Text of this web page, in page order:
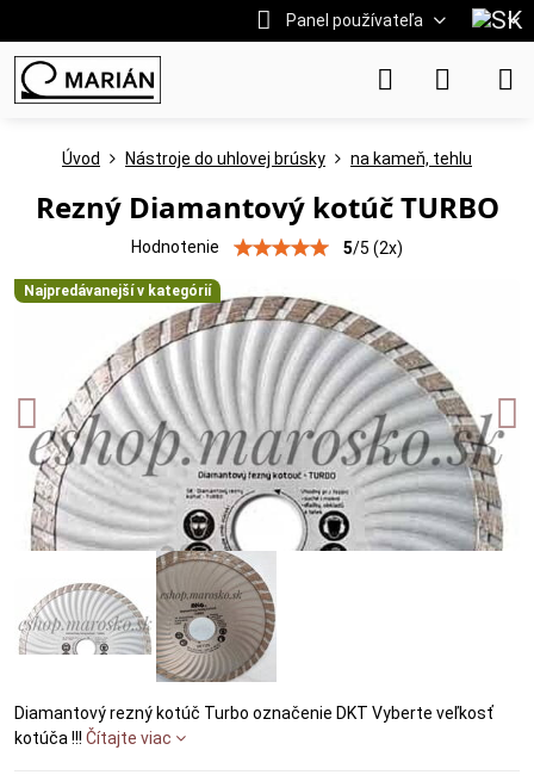
Panel používateľa
Najpredávanejší v kategórií
Úvod Nástroje do uhlovej brúsky na kameň, tehlu
Rezný Diamantový kotúč TURBO
Hodnotenie 5/5 (2x)
Diamantový rezný kotúč Turbo označenie DKT Vyberte veľkosť
kotúča !!! Čítajte viac